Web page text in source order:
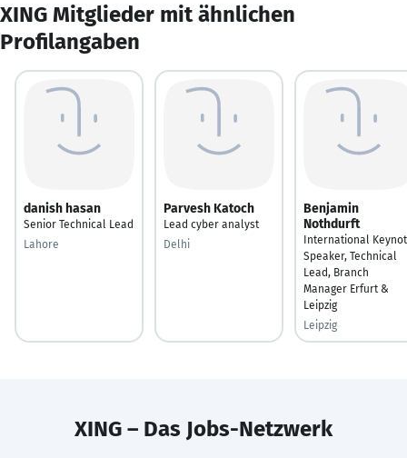
XING Mitglieder mit ähnlichen
Profilangaben
danish hasan
Senior Technical Lead
Lahore
Parvesh Katoch
Lead cyber analyst
Delhi
Benjamin
Nothdurft
International
Speaker, Technical
Lead, Branch
Manager Erfurt &
Leipzig
Leipzig
XING – Das Jobs-Netzwerk